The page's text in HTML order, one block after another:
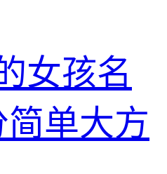
女孩名
简单大方